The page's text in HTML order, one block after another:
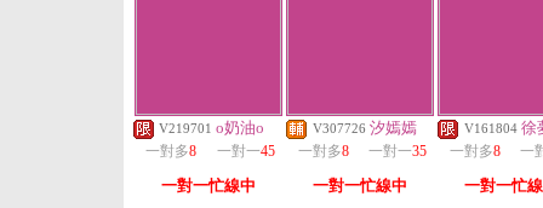
V219701 o奶油o
一對多8 一對一45
一對一忙線中
V307726 汐嫣嫣
一對多8 一對一35
一對一忙線中
V161804 徐
一對多8 一
一對一忙